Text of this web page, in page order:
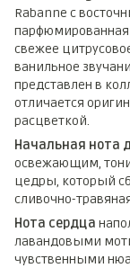
Rabanne с
парфюмированная
свежее
ванильное
представлен в
отличается
расцветкой.
Начальная нота
освежающим,
цедры, который
сливочно-
Нота сердца
лавандовыми
чувственными